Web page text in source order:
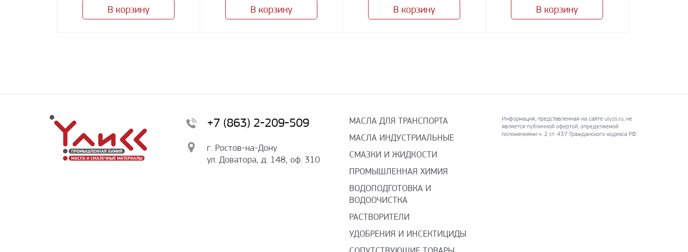
В корзину В корзину В корзину В корзину
+7 (863) 2-209-509
г. Ростов-на-Дону
ул. Доватора, д. 148, оф. 310
МАСЛА ДЛЯ ТРАНСПОРТА
МАСЛА ИНДУСТРИАЛЬНЫЕ
СМАЗКИ И ЖИДКОСТИ
ПРОМЫШЛЕННАЯ ХИМИЯ
ВОДОПОДГОТОВКА И
ВОДООЧИСТКА
РАСТВОРИТЕЛИ
УДОБРЕНИЯ И ИНСЕКТИЦИДЫ
Информация, представленная на сайте ulyss.ru, не
является публичной офертой, определяемой
положениями ч. 2 ст. 437 Гражданского кодекса РФ.